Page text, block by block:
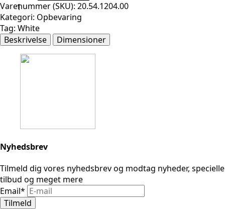
Varenummer (SKU): 20.54.1204.00
Kategori: Opbevaring
Tag: White
Beskrivelse
Dimensioner
Nyhedsbrev
Tilmeld dig vores nyhedsbrev og modtag nyheder, specielle
tilbud og meget mere
Email*
Tilmeld